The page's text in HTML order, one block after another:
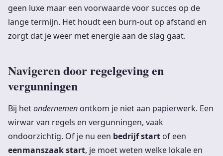
geen luxe maar een voorwaarde voor succes op de
lange termijn. Het houdt een burn-out op afstand en
zorgt dat je weer met energie aan de slag gaat.
Navigeren door regelgeving en
vergunningen
Bij hetondernemen ontkom je niet aan papierwerk. Een
wirwar van regels en vergunningen, vaak
ondoorzichtig. Of je nu een bedrijf start of een
eenmanszaak start, je moet weten welke lokale en